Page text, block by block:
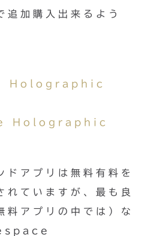
追加購入出来るよう
Holographic
ドアプリは無料有料を
れていますが、最も良
料アプリの中では）な